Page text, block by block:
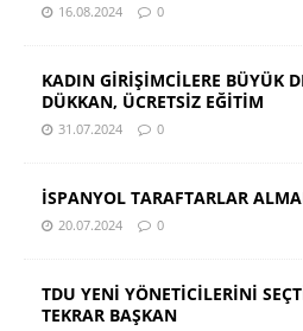
16.08.2024 0
KADIN GİRİŞİMCİLERE BÜYÜK
DÜKKAN, ÜCRETSİZ EĞİTİM
31.07.2024 0
İSPANYOL TARAFTARLAR
20.07.2024 0
TDU YENİ YÖNETİCİLERİNİ
TEKRAR BAŞKAN